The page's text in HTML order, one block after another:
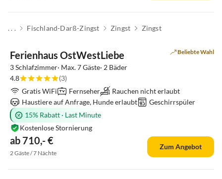
. . . Fischland-Darß-Zingst Zingst Zingst
Ferienhaus OstWestLiebe Beliebte Wahl
3 Schlafzimmer· Max. 7 Gäste· 2 Bäder
4.8
(3)
Gratis WiFi
Fernseher
Rauchen nicht erlaubt
Haustiere auf Anfrage, Hunde erlaubt
Geschirrspüler
15% Rabatt · Last Minute
ab 710,- €
Kostenlose Stornierung
2 Gäste / 7 Nächte
Zum Angebot